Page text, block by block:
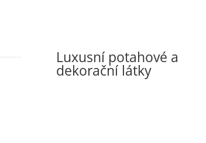
Luxusní potahové a
dekorační látky